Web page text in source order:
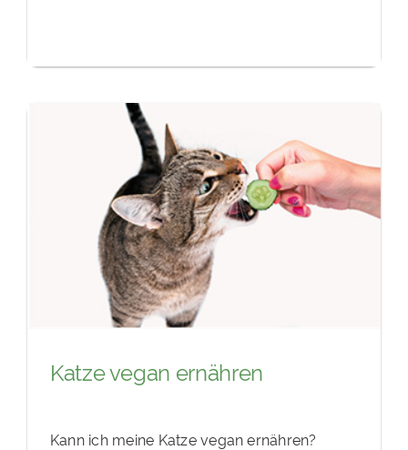
Katze vegan ernähren
Kann ich meine Katze vegan ernähren?